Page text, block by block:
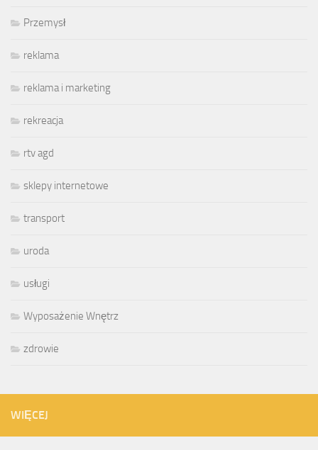
Przemysł
reklama
reklama i marketing
rekreacja
rtv agd
sklepy internetowe
transport
uroda
usługi
Wyposażenie Wnętrz
zdrowie
WIĘCEJ